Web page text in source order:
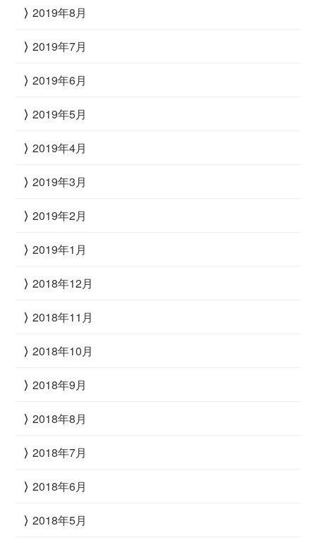
2019年8月
2019年7月
2019年6月
2019年5月
2019年4月
2019年3月
2019年2月
2019年1月
2018年12月
2018年11月
2018年10月
2018年9月
2018年8月
2018年7月
2018年6月
2018年5月